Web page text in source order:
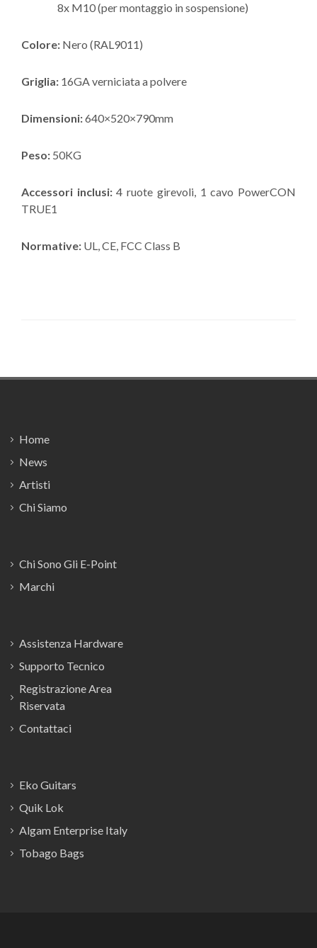
8x M10 (per montaggio in sospensione)
Colore: Nero (RAL9011)
Griglia: 16GA verniciata a polvere
Dimensioni:640×520×790mm
Peso: 50KG
Accessori inclusi:4 ruote girevoli, 1 cavo PowerCON
TRUE1
Normative: UL, CE, FCC Class B
Home
News
Artisti
Chi Siamo
Chi Sono Gli E-Point
Marchi
Assistenza Hardware
Supporto Tecnico
Registrazione Area
Riservata
Contattaci
Eko Guitars
Quik Lok
Algam Enterprise Italy
Tobago Bags